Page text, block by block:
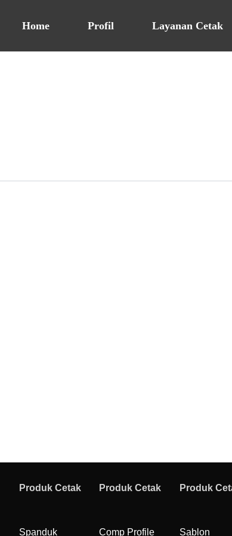
Home Profil Layanan Cetak
Produk Cetak
Spanduk
Produk Cetak
Comp Profile
Produk
Sablon